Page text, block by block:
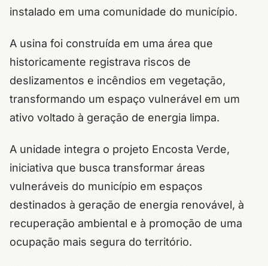
instalado em uma comunidade do município.
A usina foi construída em uma área que
historicamente registrava riscos de
deslizamentos e incêndios em vegetação,
transformando um espaço vulnerável em um
ativo voltado à geração de energia limpa.
A unidade integra o projeto Encosta Verde,
iniciativa que busca transformar áreas
vulneráveis do município em espaços
destinados à geração de energia renovável, à
recuperação ambiental e à promoção de uma
ocupação mais segura do território.